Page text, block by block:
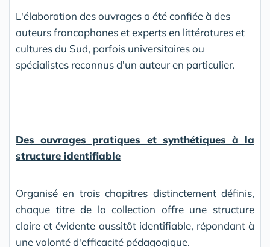
L'élaboration des ouvrages a été confiée à des
auteurs francophones et experts en littératures et
cultures du Sud, parfois universitaires ou
spécialistes reconnus d'un auteur en particulier.
Des ouvrages pratiques et synthétiques à la
structure identifiable
Organisé en trois chapitres distinctement définis,
chaque titre de la collection offre une structure
claire et évidente aussitôt identifiable, répondant à
une volonté d'efficacité pédagogique.